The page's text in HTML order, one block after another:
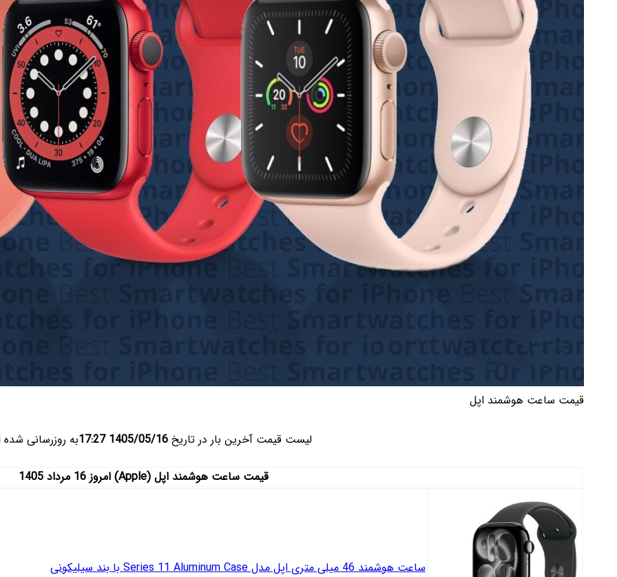
قیمت ساعت هوشمند اپل
لیست قیمت آخرین بار در تاریخ1405/05/16 17:27 به روزرسانی
قیمت ساعت هوشمند اپل (Apple) امروز 16 مرداد 1405
ساعت هوشمند 46 میلی متری اپل مدل Series 11 Aluminum Case با بند سیلیکونی